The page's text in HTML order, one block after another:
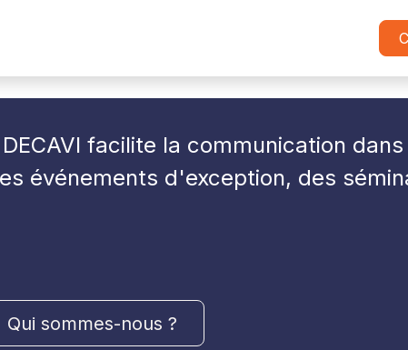
Petits
facilite la communication
événements d'exception, des
Qui sommes-nous ?